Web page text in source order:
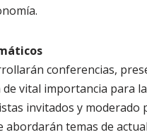
conferencias,
vital importancia para
invitados y moderado
abordarán temas de